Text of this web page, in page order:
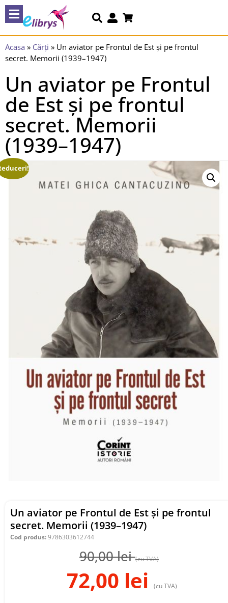
Acasa » Cărți » Un aviator pe Frontul de Est și pe frontul
secret. Memorii (1939–1947)
Un aviator pe Frontul
de Est și pe frontul
secret. Memorii
(1939–1947)
Un aviator pe Frontul de Est și pe frontul
secret. Memorii (1939–1947)
Cod produs:9786303612744
90,00lei (cu TVA)
72,00 lei (cu TVA)